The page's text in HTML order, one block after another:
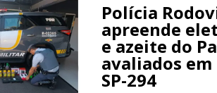
Polícia
apreende
e azeite do
avaliados em
SP-294